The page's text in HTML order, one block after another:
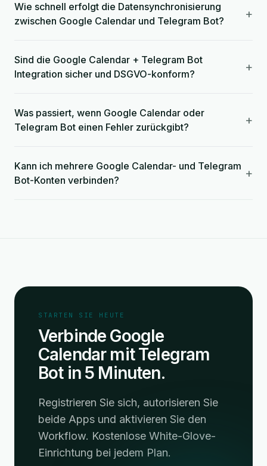
Wie schnell erfolgt die Datensynchronisierung
zwischen Google Calendar und Telegram Bot?
+
Sind die Google Calendar + Telegram Bot
Integration sicher und DSGVO-konform?
+
Was passiert, wenn Google Calendar oder
Telegram Bot einen Fehler zurückgibt?
+
Kann ich mehrere Google Calendar- und Telegram
Bot-Konten verbinden?
+
STARTEN SIE HEUTE
Verbinde Google
Calendar mit Telegram
Bot in 5 Minuten.
Registrieren Sie sich, autorisieren Sie
beide Apps und aktivieren Sie den
Workflow. Kostenlose White-Glove-
Einrichtung bei jedem Plan.